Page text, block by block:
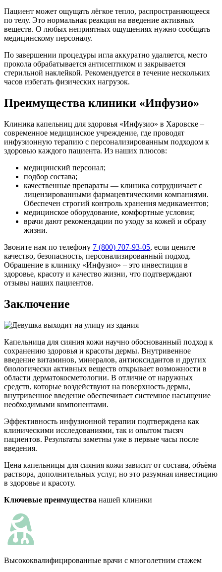
Пациент может ощущать лёгкое тепло, распространяющееся
по телу. Это нормальная реакция на введение активных
веществ. О любых неприятных ощущениях нужно сообщать
медицинскому персоналу.
По завершении процедуры игла аккуратно удаляется, место
прокола обрабатывается антисептиком и закрывается
стерильной наклейкой. Рекомендуется в течение нескольких
часов избегать физических нагрузок.
Преимущества клиники «Инфузио»
Клиника капельниц для здоровья «Инфузио» в Харовске –
современное медицинское учреждение, где проводят
инфузионную терапию с персонализированным подходом к
здоровью каждого пациента. Из наших плюсов:
медицинский персонал;
подбор состава;
качественные препараты — клиника сотрудничает с
лицензированными фармацевтическими компаниями.
Обеспечен строгий контроль хранения медикаментов;
медицинское оборудование, комфортные условия;
врачи дают рекомендации по уходу за кожей и образу
жизни.
Звоните нам по телефону 7 (800) 707-93-05, если цените
качество, безопасность, персонализированный подход.
Обращение в клинику «Инфузио» – это инвестиция в
здоровье, красоту и качество жизни, что подтверждают
отзывы наших пациентов.
Заключение
Капельница для сияния кожи научно обоснованный подход к
сохранению здоровья и красоты дермы. Внутривенное
введение витаминов, минералов, антиоксидантов и других
биологически активных веществ открывает возможности в
области дерматокосметологии. В отличие от наружных
средств, которые воздействуют на поверхность дермы,
внутривенное введение обеспечивает системное насыщение
необходимыми компонентами.
Эффективность инфузионной терапии подтверждена как
клиническими исследованиями, так и опытом тысяч
пациентов. Результаты заметны уже в первые часы после
введения.
Цена капельницы для сияния кожи зависит от состава, объёма
раствора, дополнительных услуг, но это разумная инвестицию
в здоровье и красоту.
Ключевые преимущества нашей клиники
Высококвалифицированные врачи с многолетним стажем